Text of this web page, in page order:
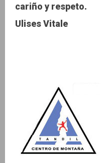
cariño y respeto.
Ulises Vitale